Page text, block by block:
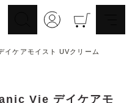
イケアモイスト UVクリーム
Vie デイケアモ